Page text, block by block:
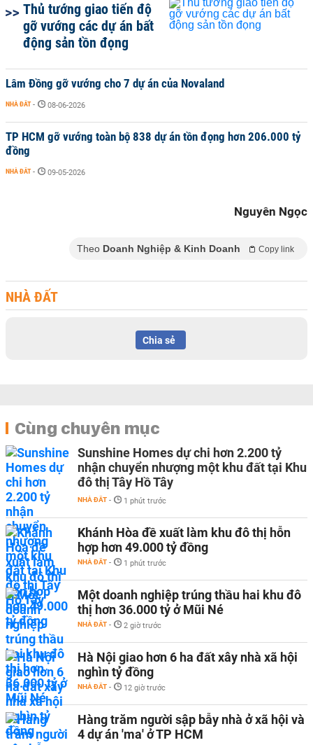
Thủ tướng giao tiến độ
gỡ vướng các dự án bất
động sản tồn đọng
Lâm Đồng gỡ vướng cho 7 dự án của Novaland
NHÀ ĐẤT - 08-06-2026
TP HCM gỡ vướng toàn bộ 838 dự án tồn đọng hơn 206.000 tỷ
đồng
NHÀ ĐẤT - 09-05-2026
Nguyên Ngọc
Theo Doanh Nghiệp & Kinh Doanh Copy link
NHÀ ĐẤT
Chia sẻ
Cùng chuyên mục
Sunshine Homes dự chi hơn 2.200 tỷ
nhận chuyển nhượng một khu đất tại Khu
đô thị Tây Hồ Tây
NHÀ ĐẤT - 1 phút trước
Khánh Hòa đề xuất làm khu đô thị hỗn
hợp hơn 49.000 tỷ đồng
NHÀ ĐẤT - 1 phút trước
Một doanh nghiệp trúng thầu hai khu đô
thị hơn 36.000 tỷ ở Mũi Né
NHÀ ĐẤT - 2 giờ trước
Hà Nội giao hơn 6 ha đất xây nhà xã hội
nghìn tỷ đồng
NHÀ ĐẤT - 12 giờ trước
Hàng trăm người sập bẫy nhà ở xã hội và
4 dự án 'ma' ở TP HCM